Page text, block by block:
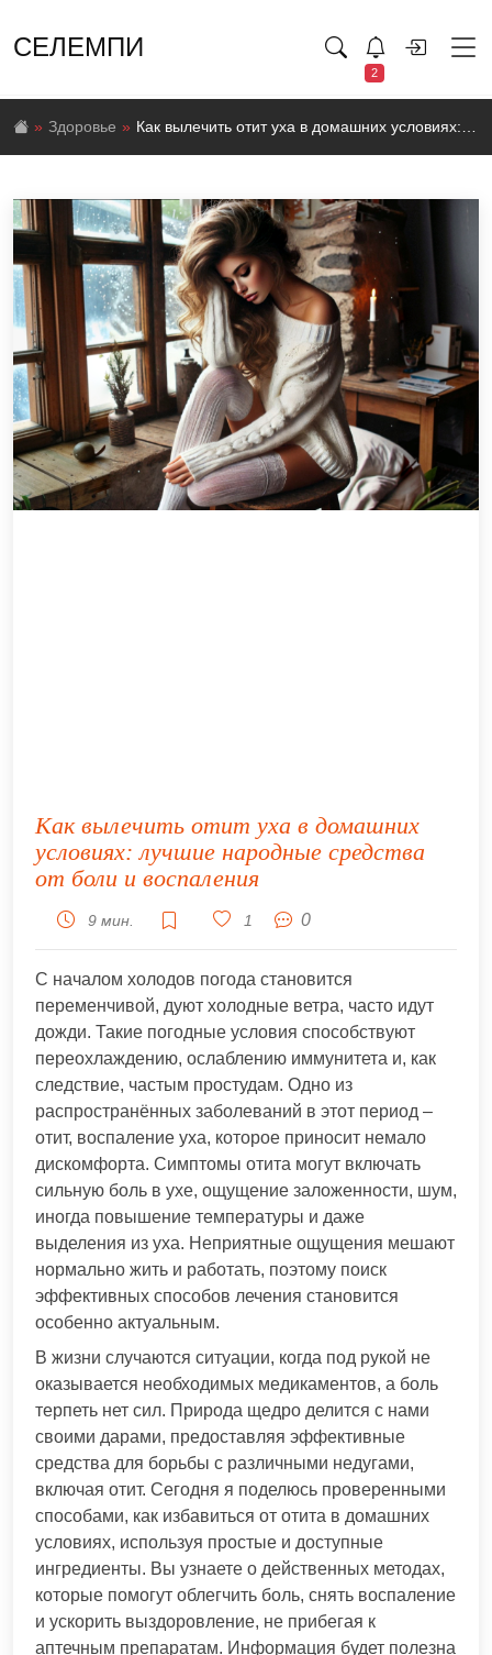
СЕЛЕМПИ
2
Здоровье Как вылечить отит уха в домашних условиях: лучшие народные средства от боли и воспаления
Как вылечить отит уха в домашних
условиях: лучшие народные средства
от боли и воспаления
9 мин. 1 0
С началом холодов погода становится
переменчивой, дуют холодные ветра, часто идут
дожди. Такие погодные условия способствуют
переохлаждению, ослаблению иммунитета и, как
следствие, частым простудам. Одно из
распространённых заболеваний в этот период –
отит, воспаление уха, которое приносит немало
дискомфорта. Симптомы отита могут включать
сильную боль в ухе, ощущение заложенности, шум,
иногда повышение температуры и даже
выделения из уха. Неприятные ощущения мешают
нормально жить и работать, поэтому поиск
эффективных способов лечения становится
особенно актуальным.
В жизни случаются ситуации, когда под рукой не
оказывается необходимых медикаментов, а боль
терпеть нет сил. Природа щедро делится с нами
своими дарами, предоставляя эффективные
средства для борьбы с различными недугами,
включая отит. Сегодня я поделюсь проверенными
способами, как избавиться от отита в домашних
условиях, используя простые и доступные
ингредиенты. Вы узнаете о действенных методах,
которые помогут облегчить боль, снять воспаление
и ускорить выздоровление, не прибегая к
аптечным препаратам. Информация будет полезна